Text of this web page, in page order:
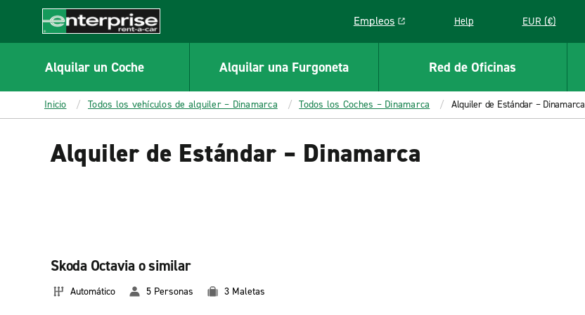
CONTENT
Enterprise
Empleos
Link opens in a new window
Help EUR (€)
Alquilar un Coche Alquilar una Furgoneta Red de Oficinas
Inicio Todos los vehículos de alquiler – Dinamarca Todos los Coches – Dinamarca Alquiler de Estándar – Dinamarca
Alquiler de Estándar – Dinamarca
Skoda Octavia o similar
Automático 5 Personas 3 Maletas